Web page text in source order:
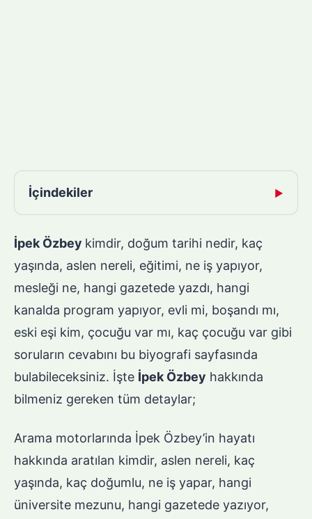
İçindekiler ▶
İpek Özbey kimdir, doğum tarihi nedir, kaç
yaşında, aslen nereli, eğitimi, ne iş yapıyor,
mesleği ne, hangi gazetede yazdı, hangi
kanalda program yapıyor, evli mi, boşandı mı,
eski eşi kim, çocuğu var mı, kaç çocuğu var gibi
soruların cevabını bu biyografi sayfasında
bulabileceksiniz. İşte İpek Özbey hakkında
bilmeniz gereken tüm detaylar;
Arama motorlarında İpek Özbey’in hayatı
hakkında aratılan kimdir, aslen nereli, kaç
yaşında, kaç doğumlu, ne iş yapar, hangi
üniversite mezunu, hangi gazetede yazıyor,